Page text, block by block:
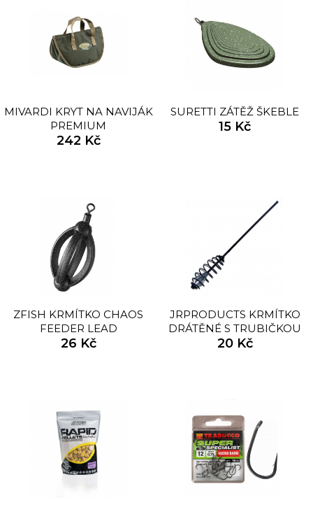
MIVARDI KRYT NA NAVIJÁK
PREMIUM
242 Kč
SURETTI ZÁTĚŽ ŠKEBLE
15 Kč
ZFISH KRMÍTKO CHAOS
FEEDER LEAD
26 Kč
JRPRODUCTS KRMÍTKO
DRÁTĚNÉ S TRUBIČKOU
30CM
20 Kč